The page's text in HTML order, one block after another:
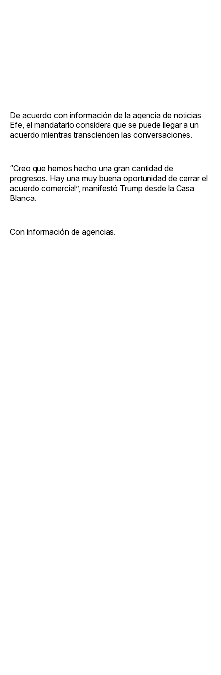
De acuerdo con información de la agencia de noticias
Efe, el mandatario considera que se puede llegar a un
acuerdo mientras transcienden las conversaciones.
“Creo que hemos hecho una gran cantidad de
progresos. Hay una muy buena oportunidad de cerrar el
acuerdo comercial”, manifestó Trump desde la Casa
Blanca.
Con información de agencias.